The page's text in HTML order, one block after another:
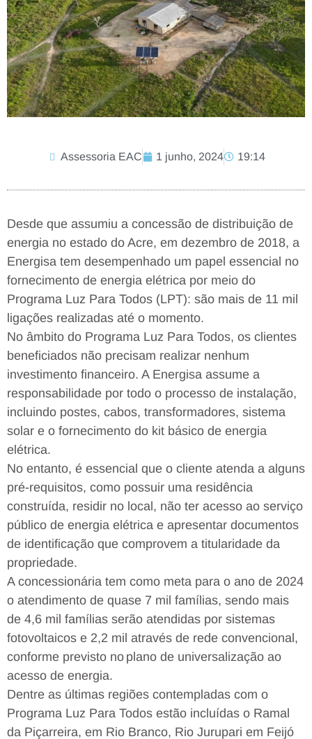
Assessoria EAC 1 junho, 2024 19:14
Desde que assumiu a concessão de distribuição de
energia no estado do Acre, em dezembro de 2018, a
Energisa tem desempenhado um papel essencial no
fornecimento de energia elétrica por meio do
Programa Luz Para Todos (LPT): são mais de 11 mil
ligações realizadas até o momento.
No âmbito do Programa Luz Para Todos, os clientes
beneficiados não precisam realizar nenhum
investimento financeiro. A Energisa assume a
responsabilidade por todo o processo de instalação,
incluindo postes, cabos, transformadores, sistema
solar e o fornecimento do kit básico de energia
elétrica.
No entanto, é essencial que o cliente atenda a alguns
pré-requisitos, como possuir uma residência
construída, residir no local, não ter acesso ao serviço
público de energia elétrica e apresentar documentos
de identificação que comprovem a titularidade da
propriedade.
A concessionária tem como meta para o ano de 2024
o atendimento de quase 7 mil famílias, sendo mais
de 4,6 mil famílias serão atendidas por sistemas
fotovoltaicos e 2,2 mil através de rede convencional,
conforme previsto no plano de universalização ao
acesso de energia.
Dentre as últimas regiões contempladas com o
Programa Luz Para Todos estão incluídas o Ramal
da Piçarreira, em Rio Branco, Rio Jurupari em Feijó